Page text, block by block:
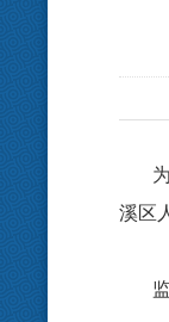
溪区